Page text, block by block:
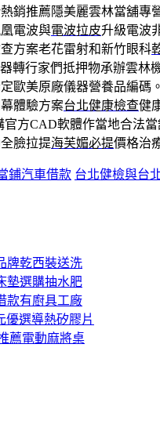
銷推薦隱美麗雲林當舖專
電波與電波拉皮升級電波
方案老花雷射和新竹眼科
轉行家們抵押物承辦雲林
歐美原廠儀器營養品編碼
體驗方案台北健康檢查健
官方CAD軟體作當地合法
臉拉提海芙媚必提價格治
鋪汽車借款 台北健檢與台
牌乾西裝送洗
墊選購抽水肥
款有廚具工廠
優選導熱矽膠片
薦電動麻將桌